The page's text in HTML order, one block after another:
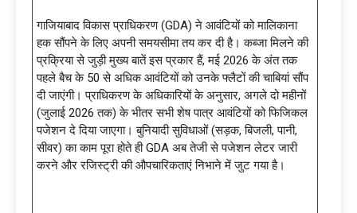
गाजियाबाद विकास प्राधिकरण (GDA) ने आवंटियों को मालिकाना
हक सौंपने के लिए अपनी समयसीमा तय कर दी है। कब्जा मिलने की
प्रक्रिया से जुड़ी मुख्य बातें इस प्रकार हैं, मई 2026 के अंत तक
पहले बैच के 50 से अधिक आवंटियों को उनके फ्लैटों की चाबियां सौंप
दी जाएंगी। प्राधिकरण के अधिकारियों के अनुसार, अगले दो महीनों
(जुलाई 2026 तक) के भीतर सभी शेष पात्र आवंटियों को फिजिकल
पजेशन दे दिया जाएगा। बुनियादी सुविधाओं (सड़क, बिजली, पानी,
सीवर) का काम पूरा होते ही GDA अब तेजी से पजेशन लेटर जारी
करने और रजिस्ट्री की औपचारिकताएं निभाने में जुट गया है।